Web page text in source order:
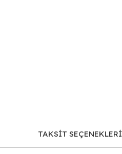
TAKSİT SEÇENEKLERİ